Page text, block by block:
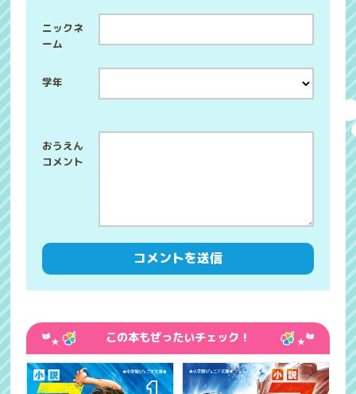
学年
ニックネ
ーム
この本もぜったいチェック！